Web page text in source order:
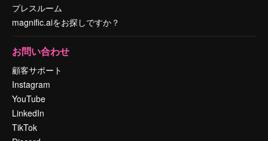
プレスルーム
magnific.aiをお探しですか？
お問い合わせ
顧客サポート
Instagram
YouTube
LinkedIn
TikTok